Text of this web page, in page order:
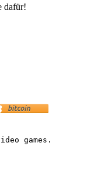
dafür!
games.